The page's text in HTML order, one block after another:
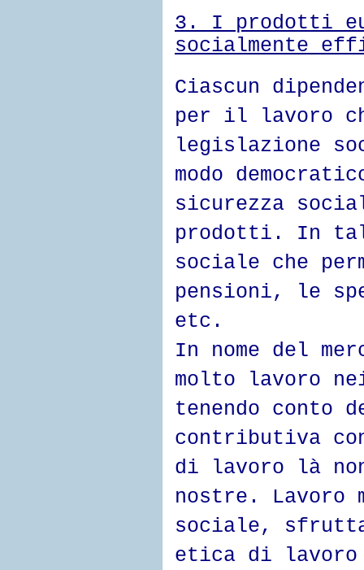
3. I prodotti
socialmente
Ciascun
per il lavoro
legislazione
modo
sicurezza
prodotti. In tal
sociale che
pensioni, le
etc.
In nome del
molto lavoro
tenendo conto
contributiva
di lavoro là
nostre. Lavoro
sociale,
etica di lavoro